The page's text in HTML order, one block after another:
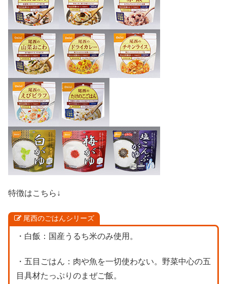
特徴はこちら↓
尾西のごはんシリーズ
・白飯：国産うるち米のみ使用。
・五目ごはん：肉や魚を一切使わない。野菜中心の五
目具材たっぷりのまぜご飯。